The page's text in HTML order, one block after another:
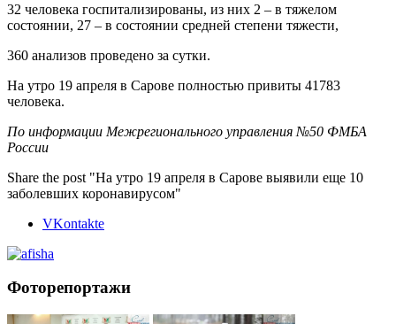
32 человека госпитализированы, из них 2 – в тяжелом
состоянии, 27 – в состоянии средней степени тяжести,
360 анализов проведено за сутки.
На утро 19 апреля в Сарове полностью привиты 41783
человека.
По информации Межрегионального управления №50 ФМБА
России
Share the post "На утро 19 апреля в Сарове выявили еще 10
заболевших коронавирусом"
VKontakte
Фоторепортажи